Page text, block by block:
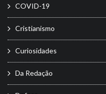
COVID-19
Cristianismo
Curiosidades
Da Redação